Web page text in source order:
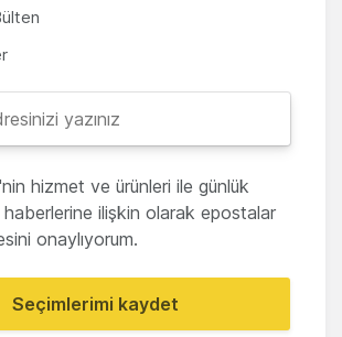
hizmet ve ürünleri ile günlük
ilişkin olarak epostalar
onaylıyorum.
Seçimlerimi kaydet